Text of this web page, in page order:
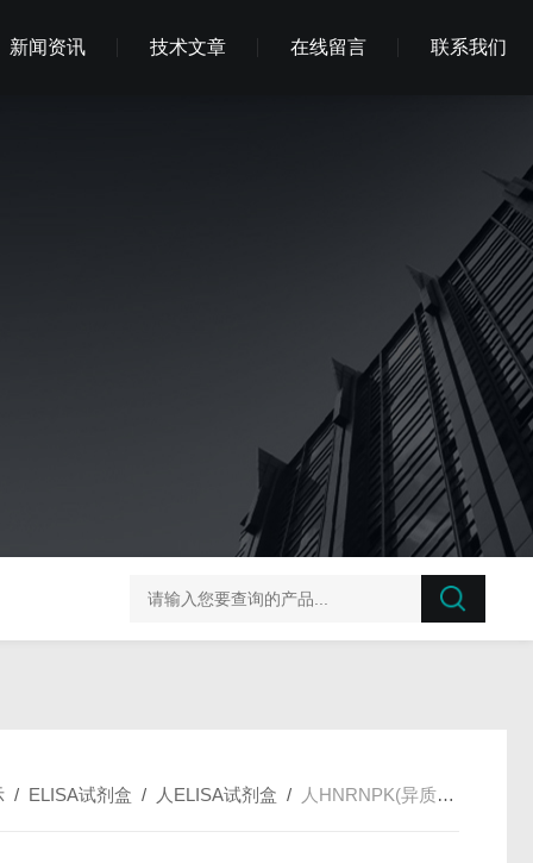
新闻资讯 技术文章 在线留言 联系我们
榛子东部枯萎病菌探针法qPCR试剂盒不含内参
/ ELISA试剂盒 / 人ELISA试剂盒 / 人HNRNPK(异质核蛋白K)ELISA试剂盒